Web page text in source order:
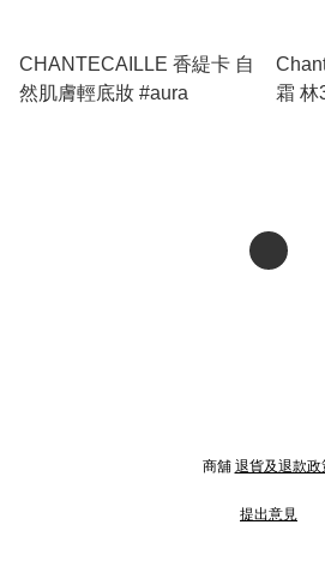
CHANTECAILLE 香緹卡 自
然肌膚輕底妝 #aura
霜 林
商舖 退貨及退款政
提出意見